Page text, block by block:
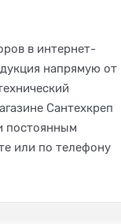
в интернет-
напрямую от
Сантехкреп
постоянным
или по телефону